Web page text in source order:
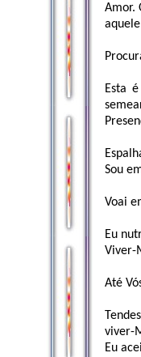
Amor.
Esta
Sou
Voai
Eu
Viver-
Até
viver-
Eu